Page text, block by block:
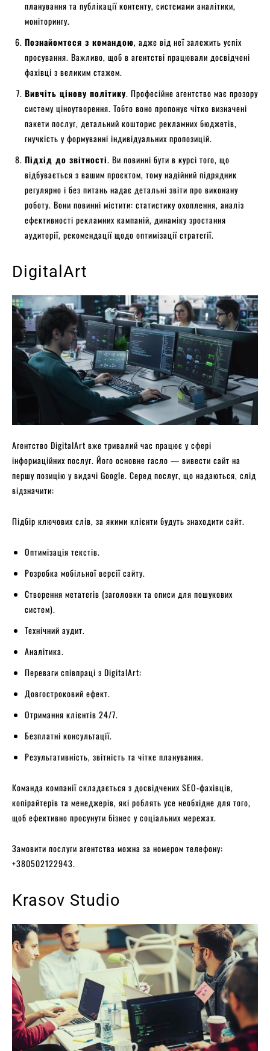
планування та публікації контенту, системами аналітики,
моніторингу.
Познайомтеся з командою, адже від неї залежить успіх
просування. Важливо, щоб в агентстві працювали досвідчені
фахівці з великим стажем.
Вивчіть цінову політику. Професійне агентство має прозору
систему ціноутворення. Тобто воно пропонує чітко визначені
пакети послуг, детальний кошторис рекламних бюджетів,
гнучкість у формуванні індивідуальних пропозицій.
Підхід до звітності. Ви повинні бути в курсі того, що
відбувається з вашим проєктом, тому надійний підрядник
регулярно і без питань надає детальні звіти про виконану
роботу. Вони повинні містити: статистику охоплення, аналіз
ефективності рекламних кампаній, динаміку зростання
аудиторії, рекомендації щодо оптимізації стратегії.
DigitalArt
Агентство DigitalArt вже тривалий час працює у сфері
інформаційних послуг. Його основне гасло — вивести сайт на
першу позицію у видачі Google. Серед послуг, що надаються, слід
відзначити:
Підбір ключових слів, за якими клієнти будуть знаходити сайт.
Оптимізація текстів.
Розробка мобільної версії сайту.
Створення метатегів (заголовки та описи для пошукових
систем).
Технічний аудит.
Аналітика.
Переваги співпраці з DigitalArt:
Довгостроковий ефект.
Отримання клієнтів 24/7.
Безплатні консультації.
Результативність, звітність та чітке планування.
Команда компанії складається з досвідчених SEO-фахівців,
копірайтерів та менеджерів, які роблять усе необхідне для того,
щоб ефективно просунути бізнес у соціальних мережах.
Замовити послуги агентства можна за номером телефону:
+380502122943.
Krasov Studio